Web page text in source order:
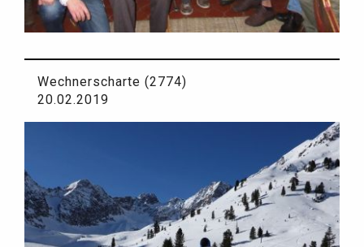
Wechnerscharte (2774)
20.02.2019